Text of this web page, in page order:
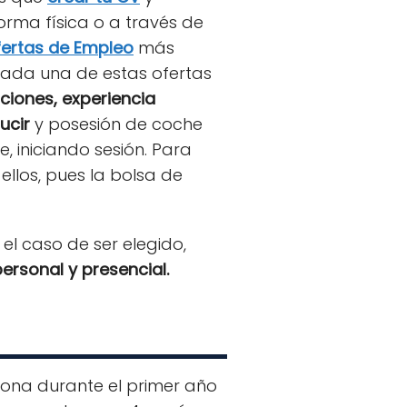
física o a través de
de Empleo más
una de estas ofertas
experiencia
y posesión de coche
iniciando sesión. Para
pues la bolsa de
el caso de ser elegido,
y presencial.
durante el primer año